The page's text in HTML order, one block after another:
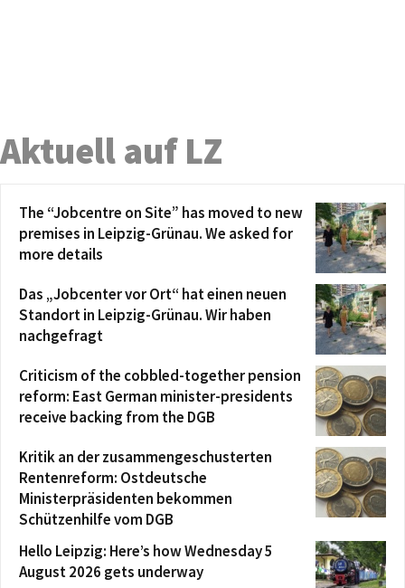
Aktuell auf LZ
The “Jobcentre on Site” has moved to new
premises in Leipzig-Grünau. We asked for
more details
Das „Jobcenter vor Ort“ hat einen neuen
Standort in Leipzig-Grünau. Wir haben
nachgefragt
Criticism of the cobbled-together pension
reform: East German minister-presidents
receive backing from the DGB
Kritik an der zusammengeschusterten
Rentenreform: Ostdeutsche
Ministerpräsidenten bekommen
Schützenhilfe vom DGB
Hello Leipzig: Here’s how Wednesday 5
August 2026 gets underway